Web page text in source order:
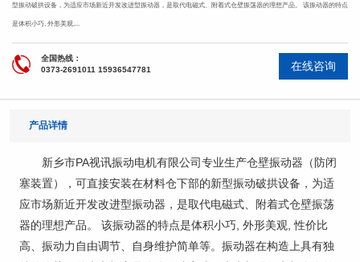
型振动破拱设备，为适应市场新近开发改进型振动器，是取代电磁式、附着式仓壁振荡器的理想产品。 该振动器的特点
是体积小巧, 外形美观,...
全国热线：
0373-2691011 15936547781
在线咨询
产品详情
新乡市PA视讯振动电机有限公司专业生产仓壁振动器（防闭
塞装置），可直接安装在材料仓下部的新型振动破拱设备，为适
应市场新近开发改进型振动器，是取代电磁式、附着式仓壁振荡
器的理想产品。 该振动器的特点是体积小巧, 外形美观, 性价比
高、振动力自由调节、自身维护简单等。振动器在构造上具有独